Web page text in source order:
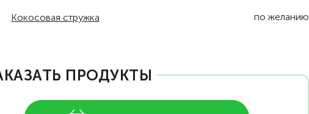
Кокосовая стружка по желанию
ПРОДУКТЫ